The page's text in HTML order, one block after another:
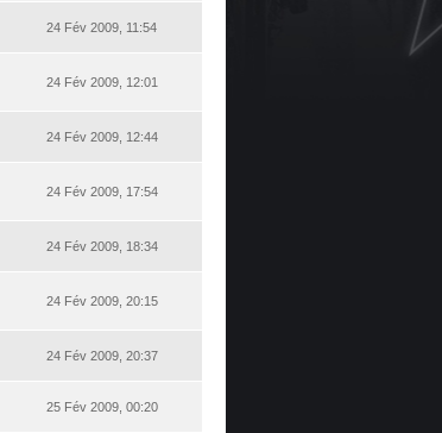
24 Fév 2009, 11:54
24 Fév 2009, 12:01
24 Fév 2009, 12:44
24 Fév 2009, 17:54
24 Fév 2009, 18:34
24 Fév 2009, 20:15
24 Fév 2009, 20:37
25 Fév 2009, 00:20